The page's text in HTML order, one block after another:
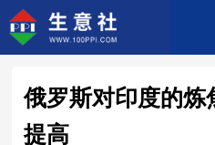
俄罗斯对印度的
提高